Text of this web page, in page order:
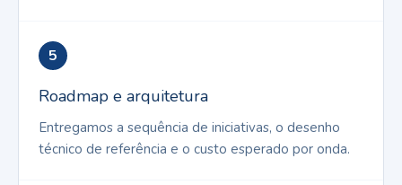
5
Roadmap e arquitetura
Entregamos a sequência de iniciativas, o desenho
técnico de referência e o custo esperado por onda.